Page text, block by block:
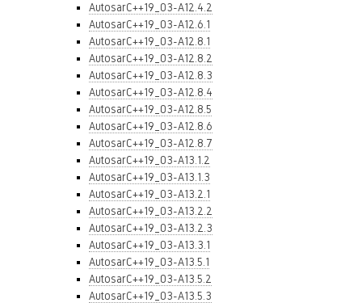
AutosarC++19_03-A12.4.2
AutosarC++19_03-A12.6.1
AutosarC++19_03-A12.8.1
AutosarC++19_03-A12.8.2
AutosarC++19_03-A12.8.3
AutosarC++19_03-A12.8.4
AutosarC++19_03-A12.8.5
AutosarC++19_03-A12.8.6
AutosarC++19_03-A12.8.7
AutosarC++19_03-A13.1.2
AutosarC++19_03-A13.1.3
AutosarC++19_03-A13.2.1
AutosarC++19_03-A13.2.2
AutosarC++19_03-A13.2.3
AutosarC++19_03-A13.3.1
AutosarC++19_03-A13.5.1
AutosarC++19_03-A13.5.2
AutosarC++19_03-A13.5.3